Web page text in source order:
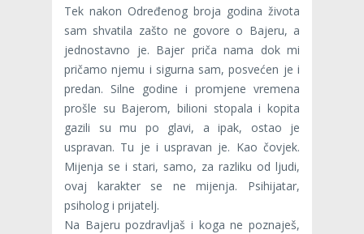
Tek nakon Određenog broja godina života
sam shvatila zašto ne govore o Bajeru, a
jednostavno je. Bajer priča nama dok mi
pričamo njemu i sigurna sam, posvećen je i
predan. Silne godine i promjene vremena
prošle su Bajerom, bilioni stopala i kopita
gazili su mu po glavi, a ipak, ostao je
uspravan. Tu je i uspravan je. Kao čovjek.
Mijenja se i stari, samo, za razliku od ljudi,
ovaj karakter se ne mijenja. Psihijatar,
psiholog i prijatelj.
Na Bajeru pozdravljaš i koga ne poznaješ,